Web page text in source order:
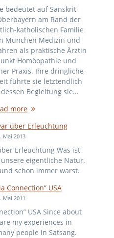
bedeutet auf Sanskrit
am Rand der
katholischen Familie
München Medizin und
als praktische Ärztin
Homöopathie und
Praxis. Ihre dringliche
führte sie letztendlich
Begleitung sie…
more
über Erleuchtung
Mai 2013
Erleuchtung Was ist
eigentliche Natur.
schon immer warst.
Connection” USA
Mai 2011
USA Since about
my experiences in
people in Satsang.